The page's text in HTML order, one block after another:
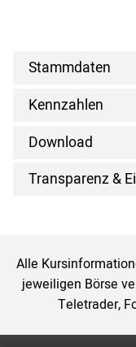
Stammdaten
Kennzahlen
Download
Transparenz &
Alle
jeweiligen Börse
Teletrader,